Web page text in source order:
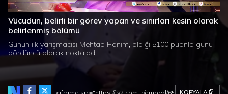
Süre / Toplam
Süre
Yüklendi:
0%
Yükleniyor
0%
Vücudun, belirli bir görev yapan ve sınırları kesin olarak
belirlenmiş bölümü
Günün ilk yarışmacısı Mehtap Hanım, aldığı 5100 puanla günü
dördüncü olarak noktaladı.
KOPYALA